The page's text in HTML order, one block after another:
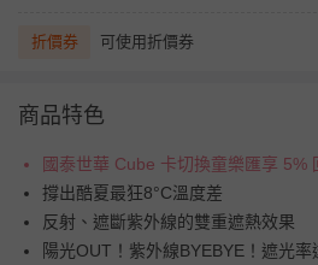
折價券 可使用折價券
商品特色
國泰世華 Cube 卡切換童樂匯享 5%
撐出酷夏最狂8°C溫度差
反射、遮斷紫外線的雙重遮熱效果
陽光OUT！紫外線BYEBYE！遮光率